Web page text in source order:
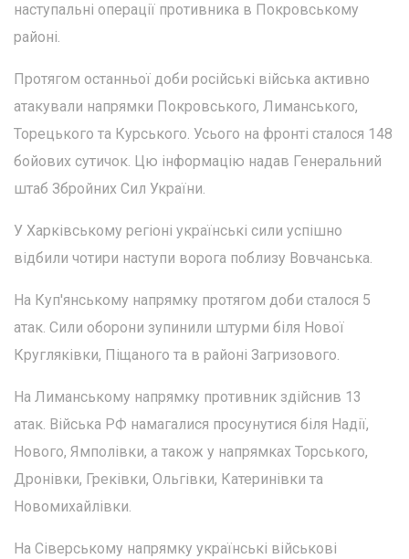
наступальні операції противника в Покровському
районі.
Протягом останньої доби російські війська активно
атакували напрямки Покровського, Лиманського,
Торецького та Курського. Усього на фронті сталося 148
бойових сутичок. Цю інформацію надав Генеральний
штаб Збройних Сил України.
У Харківському регіоні українські сили успішно
відбили чотири наступи ворога поблизу Вовчанська.
На Куп'янському напрямку протягом доби сталося 5
атак. Сили оборони зупинили штурми біля Нової
Кругляківки, Піщаного та в районі Загризового.
На Лиманському напрямку противник здійснив 13
атак. Війська РФ намагалися просунутися біля Надії,
Нового, Ямполівки, а також у напрямках Торського,
Дронівки, Греківки, Ольгівки, Катеринівки та
Новомихайлівки.
На Сіверському напрямку українські військові